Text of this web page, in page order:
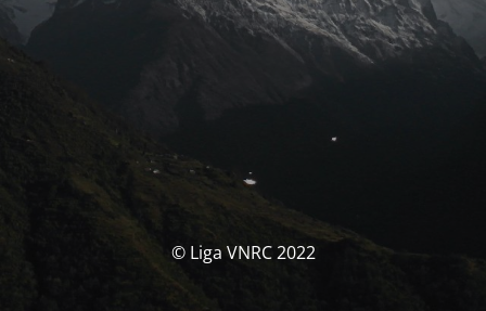
© Liga VNRC 2022